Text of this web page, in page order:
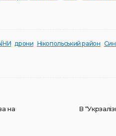
дрони Нікопольський район
на
В